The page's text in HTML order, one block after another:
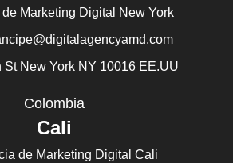
Marketing Digital New York
St New York NY 10016 EE.UU
Colombia
Cali
de Marketing Digital Cali